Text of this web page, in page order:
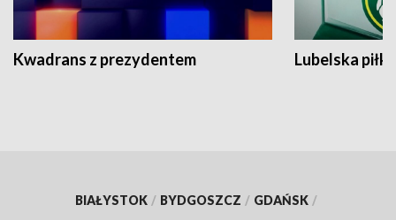
Kwadrans z prezydentem Lubelska piłka
BIAŁYSTOK / BYDGOSZCZ / GDAŃSK /